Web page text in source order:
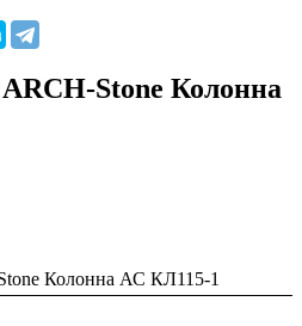
Stone Колонна
Колонна АС КЛ115-1